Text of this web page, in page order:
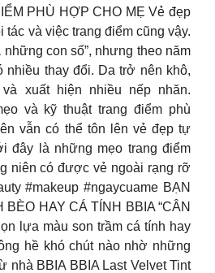
PHÙ HỢP CHO MẸ Vẻ đẹp
tác và việc trang điểm cũng vậy.
những con số”, nhưng theo năm
nhiều thay đổi. Da trở nên khô,
xuất hiện nhiều nếp nhăn.
và kỹ thuật trang điểm phù
vẫn có thể tôn lên vẻ đẹp tự
đây là những mẹo trang điểm
niên có được vẻ ngoài rạng rỡ
#makeup #ngaycuame BẠN
HAY CÁ TÍNH BBIA “CÂN
lựa màu son trầm cá tính hay
hề khó chút nào nhờ những
nhà BBIA BBIA Last Velvet Tint